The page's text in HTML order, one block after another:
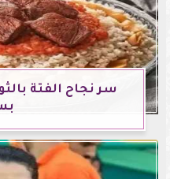
سر نجاح الفتة